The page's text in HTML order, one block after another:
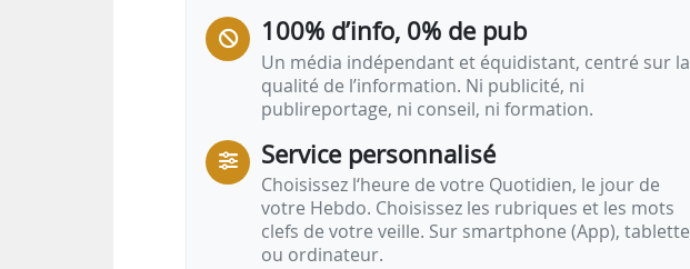
100% d’info, 0% de pub
Un média indépendant et équidistant, centré sur la
qualité de l’information. Ni publicité, ni
publireportage, ni conseil, ni formation.
Service personnalisé
Choisissez l‘heure de votre Quotidien, le jour de
votre Hebdo. Choisissez les rubriques et les mots
clefs de votre veille. Sur smartphone (App), tablette
ou ordinateur.